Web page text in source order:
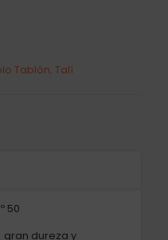
Tablón Talí
50
dureza y